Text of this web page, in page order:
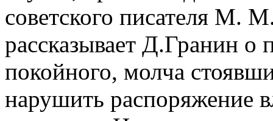
советского писателя М.
рассказывает Д.Гранин о
покойного, молча
нарушить распоряжение